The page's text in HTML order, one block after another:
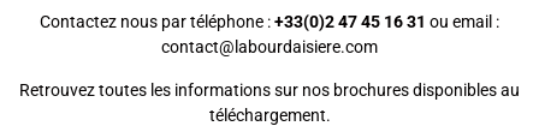
Contactez nous par téléphone :+33(0)2 47 45 16 31 ou email :
contact@labourdaisiere.com
Retrouvez toutes les informations sur nos brochures disponibles au
téléchargement.